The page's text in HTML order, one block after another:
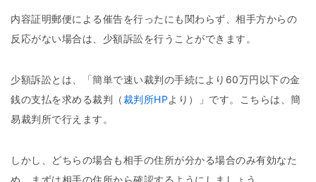
内容証明郵便による催告を行ったにも関わらず、相手方からの
反応がない場合は、少額訴訟を行うことができます。
少額訴訟とは、「簡単で速い裁判の手続により60万円以下の金
銭の支払を求める裁判（裁判所HPより）」です。こちらは、簡
易裁判所で行えます。
しかし、どちらの場合も相手の住所が分かる場合のみ有効なた
め、まずは相手の住所から確認するようにしましょう。